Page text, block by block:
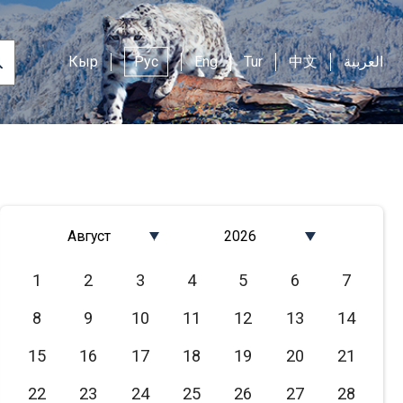
Кыр Рус Eng Tur 中文 العربية
Август
Март
Апрель
2026
2024
2023
1 2 3 4 5 6
7
8
9 10 11 12 13
14
15
16 17 18 19 20
21
22
23 24 25 26 27
28